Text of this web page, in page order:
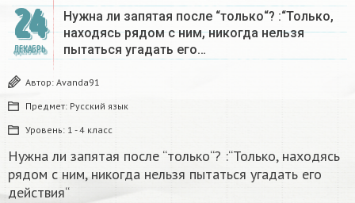
24
ДЕКАБРЬ
Нужна ли запятая после “только“? :“Только,
находясь рядом с ним, никогда нельзя
пытаться угадать его…
Автор: Avanda91
Предмет: Русский язык
Уровень: 1 - 4 класс
Нужна ли запятая после “только“? :“Только, находясь
рядом с ним, никогда нельзя пытаться угадать его
действия“